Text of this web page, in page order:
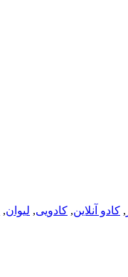
, کادو آنلاین, کادویی, لیوان,